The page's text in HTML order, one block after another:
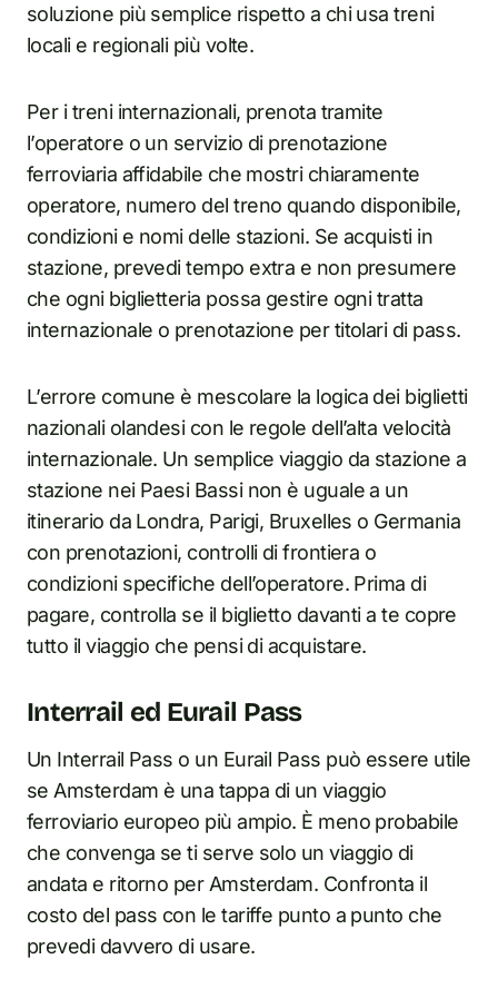
soluzione più semplice rispetto a chi usa treni
locali e regionali più volte.
Per i treni internazionali, prenota tramite
l’operatore o un servizio di prenotazione
ferroviaria affidabile che mostri chiaramente
operatore, numero del treno quando disponibile,
condizioni e nomi delle stazioni. Se acquisti in
stazione, prevedi tempo extra e non presumere
che ogni biglietteria possa gestire ogni tratta
internazionale o prenotazione per titolari di pass.
L’errore comune è mescolare la logica dei biglietti
nazionali olandesi con le regole dell’alta velocità
internazionale. Un semplice viaggio da stazione a
stazione nei Paesi Bassi non è uguale a un
itinerario da Londra, Parigi, Bruxelles o Germania
con prenotazioni, controlli di frontiera o
condizioni specifiche dell’operatore. Prima di
pagare, controlla se il biglietto davanti a te copre
tutto il viaggio che pensi di acquistare.
Interrail ed Eurail Pass
Un Interrail Pass o un Eurail Pass può essere utile
se Amsterdam è una tappa di un viaggio
ferroviario europeo più ampio. È meno probabile
che convenga se ti serve solo un viaggio di
andata e ritorno per Amsterdam. Confronta il
costo del pass con le tariffe punto a punto che
prevedi davvero di usare.